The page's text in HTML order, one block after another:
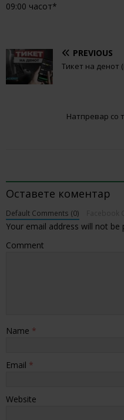
09:00 часот*
PREVIOUS
Тикет на денот
Натпревар со
Оставете коментар
Default Comments (0)
Your email address will not be
Comment
Name *
Email *
Website